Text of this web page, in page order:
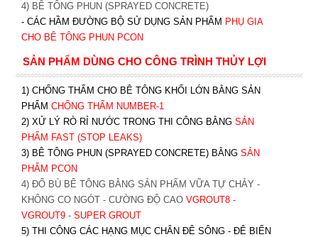
4) BÊ TÔNG PHUN (SPRAYED CONCRETE)
- CÁC HẦM ĐƯỜNG BỘ SỬ DỤNG SẢN PHẨM PHỤ GIA
CHO BÊ TÔNG PHUN PCON
SẢN PHẨM DÙNG CHO CÔNG TRÌNH THỦY LỢI
1) CHỐNG THẤM CHO BÊ TÔNG KHỐI LỚN BẰNG SẢN
PHẨM CHỐNG THẤM NUMBER-1
2) XỬ LÝ RÒ RỈ NƯỚC TRONG THI CÔNG BẰNG SẢN
PHẨM FAST (STOP LEAKS)
3) BÊ TÔNG PHUN (SPRAYED CONCRETE) BẰNG SẢN
PHẨM PCON
4) ĐỔ BÙ BÊ TÔNG BẰNG SẢN PHẨM VỮA TỰ CHẢY -
KHÔNG CO NGÓT - CƯỜNG ĐỘ CAO VGROUT8-
VGROUT9- SUPER GROUT
5) THI CÔNG CÁC HẠNG MỤC CHÂN ĐÊ SÔNG - ĐÊ BIỂN